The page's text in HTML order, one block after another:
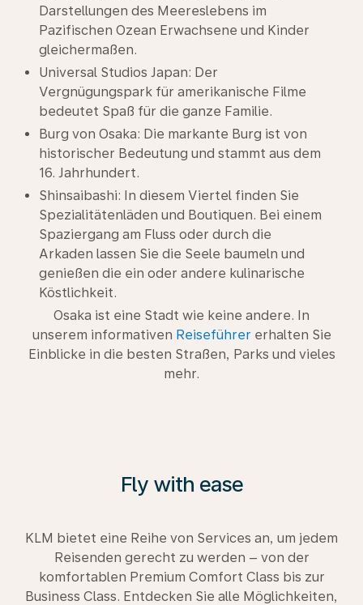
Darstellungen des Meereslebens im
Pazifischen Ozean Erwachsene und Kinder
gleichermaßen.
Universal Studios Japan: Der
Vergnügungspark für amerikanische Filme
bedeutet Spaß für die ganze Familie.
Burg von Osaka: Die markante Burg ist von
historischer Bedeutung und stammt aus dem
16. Jahrhundert.
Shinsaibashi: In diesem Viertel finden Sie
Spezialitätenläden und Boutiquen. Bei einem
Spaziergang am Fluss oder durch die
Arkaden lassen Sie die Seele baumeln und
genießen die ein oder andere kulinarische
Köstlichkeit.
Osaka ist eine Stadt wie keine andere. In
unserem informativen Reiseführer erhalten Sie
Einblicke in die besten Straßen, Parks und vieles
mehr.
Fly with ease
KLM bietet eine Reihe von Services an, um jedem
Reisenden gerecht zu werden – von der
komfortablen Premium Comfort Class bis zur
Business Class. Entdecken Sie alle Möglichkeiten,